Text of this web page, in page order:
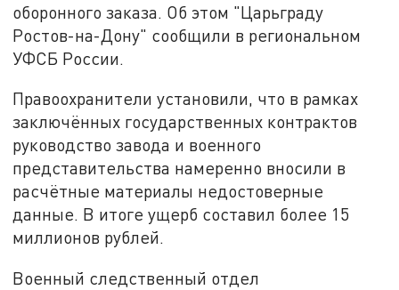
оборонного заказа. Об этом "Царьграду
Ростов-на-Дону" сообщили в региональном
УФСБ России.
Правоохранители установили, что в рамках
заключённых государственных контрактов
руководство завода и военного
представительства намеренно вносили в
расчётные материалы недостоверные
данные. В итоге ущерб составил более 15
миллионов рублей.
Военный следственный отдел